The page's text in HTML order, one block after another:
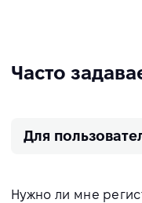
Часто
Для
Нужно ли мне